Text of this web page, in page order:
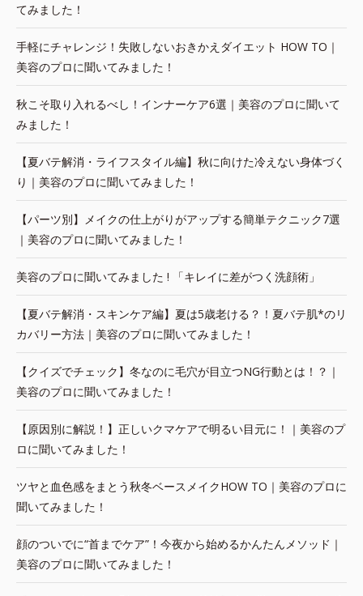
てみました！
手軽にチャレンジ！失敗しないおきかえダイエット HOW TO｜
美容のプロに聞いてみました！
秋こそ取り入れるべし！インナーケア6選｜美容のプロに聞いて
みました！
【夏バテ解消・ライフスタイル編】秋に向けた冷えない身体づく
り｜美容のプロに聞いてみました！
【パーツ別】メイクの仕上がりがアップする簡単テクニック7選
｜美容のプロに聞いてみました！
美容のプロに聞いてみました ! 「キレイに差がつく洗顔術」
【夏バテ解消・スキンケア編】夏は5歳老ける？！夏バテ肌*のリ
カバリー方法｜美容のプロに聞いてみました！
【クイズでチェック】冬なのに毛穴が目立つNG行動とは！？｜
美容のプロに聞いてみました！
【原因別に解説！】正しいクマケアで明るい目元に！｜美容のプ
ロに聞いてみました！
ツヤと血色感をまとう秋冬ベースメイクHOW TO｜美容のプロに
聞いてみました！
顔のついでに“首までケア”！今夜から始めるかんたんメソッド｜
美容のプロに聞いてみました！